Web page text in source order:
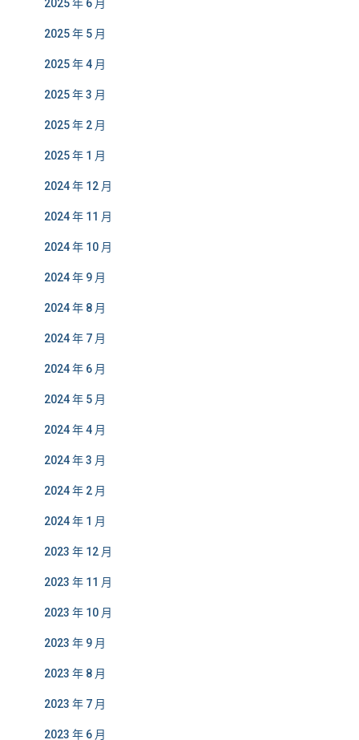
2025 年 6 月
2025 年 5 月
2025 年 4 月
2025 年 3 月
2025 年 2 月
2025 年 1 月
2024 年 12 月
2024 年 11 月
2024 年 10 月
2024 年 9 月
2024 年 8 月
2024 年 7 月
2024 年 6 月
2024 年 5 月
2024 年 4 月
2024 年 3 月
2024 年 2 月
2024 年 1 月
2023 年 12 月
2023 年 11 月
2023 年 10 月
2023 年 9 月
2023 年 8 月
2023 年 7 月
2023 年 6 月